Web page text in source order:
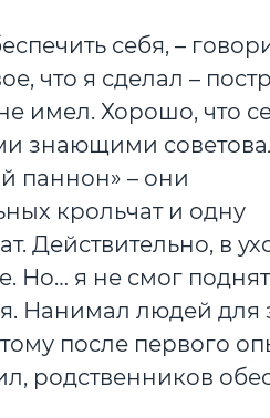
себя, –
что я сделал –
имел. Хорошо, что
знающими
паннон» – они
крольчат и одну
Действительно, в
Но… я не смог
Нанимал людей для
после первого
родственников